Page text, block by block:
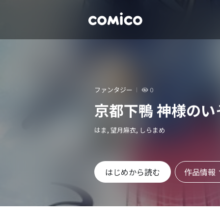
ファンタジー 0
京都下鴨 神様の
はま, 望月麻衣, しらまめ
はじめから読む 作品情報